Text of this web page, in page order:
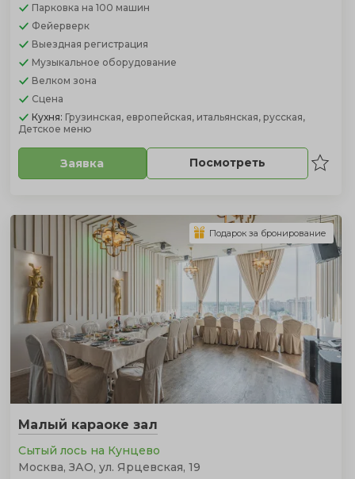
Парковка на 100 машин
Фейерверк
Выездная регистрация
Музыкальное оборудование
Велком зона
Сцена
Кухня: Грузинская, европейская, итальянская, русская,
Детское меню
Заявка Посмотреть
Малый караоке зал
Сытый лось на Кунцево
Москва, ЗАО, ул. Ярцевская, 19
Подарок за бронирование